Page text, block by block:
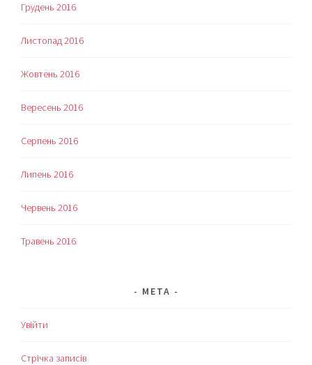
Грудень 2016
Листопад 2016
Жовтень 2016
Вересень 2016
Серпень 2016
Липень 2016
Червень 2016
Травень 2016
МЕТА
Увійти
Стрічка записів